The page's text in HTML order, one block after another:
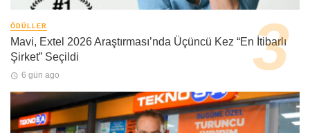
ÖDÜLLER
Mavi, Extel 2026 Araştırması’nda Üçüncü Kez “En İtibarlı
Şirket” Seçildi
6 gün ago